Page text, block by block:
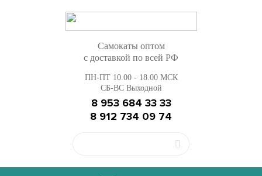
Самокаты оптом
с доставкой по всей РФ
ПН-ПТ 10.00 - 18.00 МСК
СБ-ВС Выходной
8 953 684 33 33
8 912 734 09 74